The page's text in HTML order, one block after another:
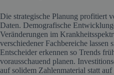
Die strategische Planung profitiert
Daten. Demografische
Veränderungen im
verschiedener Fachbereiche lassen
Entscheider erkennen so Trends
vorausschauend planen.
auf solidem Zahlenmaterial statt